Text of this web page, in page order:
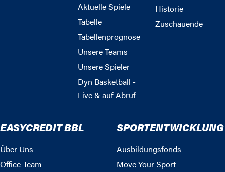
Aktuelle Spiele
Tabelle
Tabellenprognose
Unsere Teams
Unsere Spieler
Dyn Basketball -
Live & auf Abruf
Historie
Zuschauende
EASYCREDIT BBL
Über Uns
Office-Team
SPORTENTWICKLUNG
Ausbildungsfonds
Move Your Sport